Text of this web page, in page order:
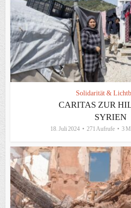
Solidarität &
CARITAS ZUR
SYRIEN
18. Juli 2024 271 Aufrufe 3